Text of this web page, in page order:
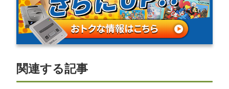
関連する記事